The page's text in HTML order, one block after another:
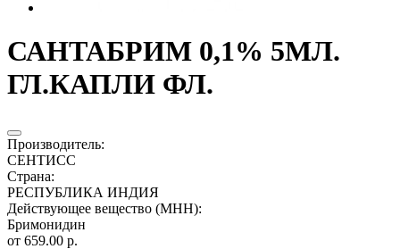
САНТАБРИМ 0,1% 5МЛ.
ГЛ.КАПЛИ ФЛ.
Производитель:
СЕНТИСС
Страна:
РЕСПУБЛИКА ИНДИЯ
Действующее вещество (МНН):
Бримонидин
от 659.00 р.